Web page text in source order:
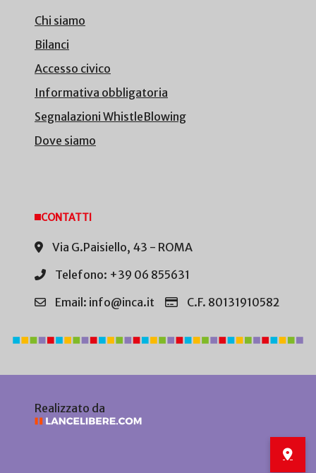
Chi siamo
Bilanci
Accesso civico
Informativa obbligatoria
Segnalazioni WhistleBlowing
Dove siamo
CONTATTI
Via G.Paisiello, 43 - ROMA
Telefono: +39 06 855631
Email: info@inca.it
C.F. 80131910582
Realizzato da